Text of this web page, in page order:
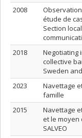
2008
étude de
Section
2018
Negotiating
collective
Sweden
2023
Navettage
famille
2015
Navettage
et le moyen
SALVEO